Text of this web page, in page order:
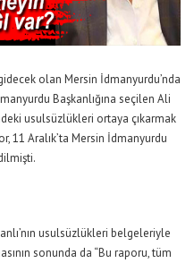
olan Mersin İdmanyurdu’nda
Başkanlığına seçilen Ali
usulsüzlükleri ortaya çıkarmak
11 Aralık’ta Mersin İdmanyurdu
usulsüzlükleri belgeleriyle
sonunda da “Bu raporu, tüm